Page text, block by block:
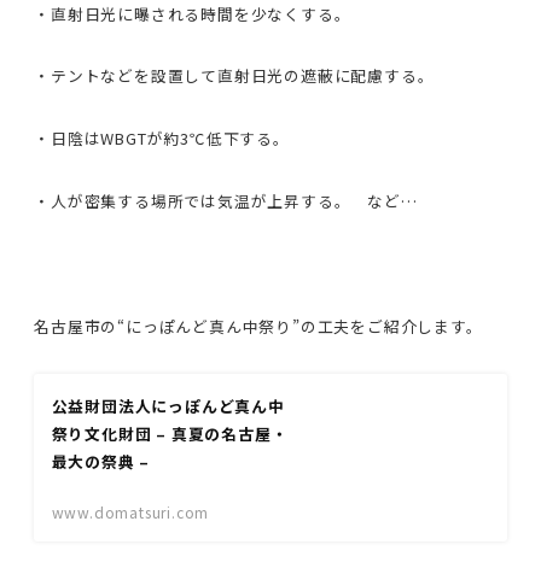
・直射日光に曝される時間を少なくする。
・テントなどを設置して直射日光の遮蔽に配慮する。
・日陰はWBGTが約3℃低下する。
・人が密集する場所では気温が上昇する。 など…
名古屋市の“にっぽんど真ん中祭り”の工夫をご紹介します。
公益財団法人にっぽんど真ん中
祭り文化財団 – 真夏の名古屋・
最大の祭典 –
www.domatsuri.com